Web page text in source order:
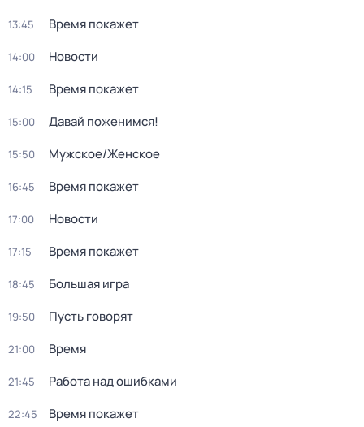
13:45 Время покажет
14:00 Новости
14:15 Время покажет
15:00 Давай поженимся!
15:50 Мужское/Женское
16:45 Время покажет
17:00 Новости
17:15 Время покажет
18:45 Большая игра
19:50 Пусть говорят
21:00 Время
21:45 Работа над ошибками
22:45 Время покажет